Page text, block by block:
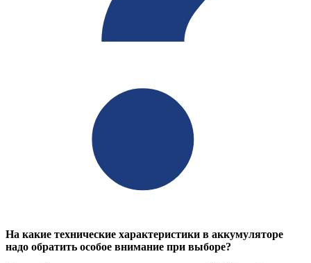
На какие технические характеристики в аккумуляторе
надо обратить особое внимание при выборе?